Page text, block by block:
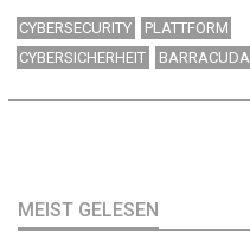
CYBERSECURITY
PLATTFORM
CYBERSICHERHEIT
BARRACUDA
MEIST GELESEN